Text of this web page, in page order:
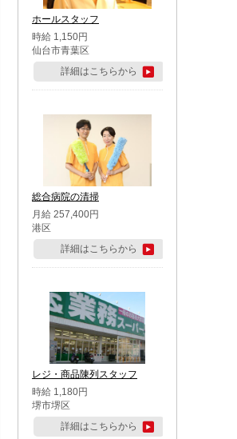
ホールスタッフ
時給 1,150円
仙台市青葉区
詳細はこちらから
総合病院の清掃
月給 257,400円
港区
詳細はこちらから
レジ・商品陳列スタッフ
時給 1,180円
堺市堺区
詳細はこちらから